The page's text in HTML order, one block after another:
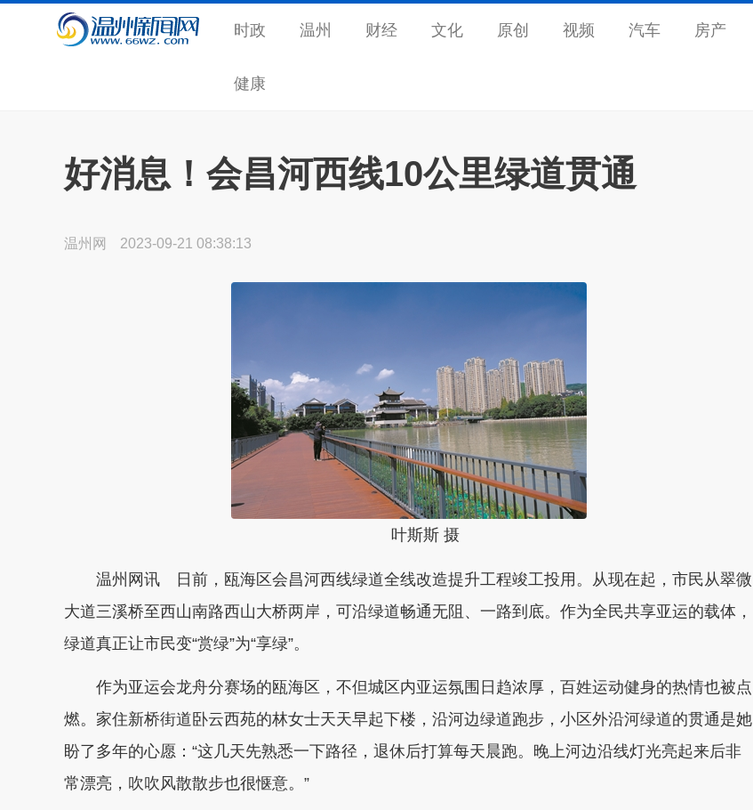
时政 温州 财经 文化 原创 视频 汽车 房产
健康
好消息！会昌河西线10公里绿道贯通
温州网 2023-09-21 08:38:13
叶斯斯 摄
温州网讯 日前，瓯海区会昌河西线绿道全线改造提升工程竣工投用。从现在起，市民从翠微
大道三溪桥至西山南路西山大桥两岸，可沿绿道畅通无阻、一路到底。作为全民共享亚运的载体，
绿道真正让市民变“赏绿”为“享绿”。
作为亚运会龙舟分赛场的瓯海区，不但城区内亚运氛围日趋浓厚，百姓运动健身的热情也被点
燃。家住新桥街道卧云西苑的林女士天天早起下楼，沿河边绿道跑步，小区外沿河绿道的贯通是她
盼了多年的心愿：“这几天先熟悉一下路径，退休后打算每天晨跑。晚上河边沿线灯光亮起来后非
常漂亮，吹吹风散散步也很惬意。”